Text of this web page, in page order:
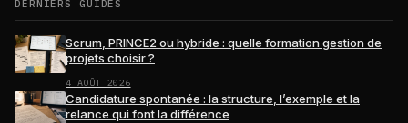
DERNIERS GUIDES
Scrum, PRINCE2 ou hybride : quelle formation gestion de
projets choisir ?
4 AOÛT 2026
Candidature spontanée : la structure, l’exemple et la
relance qui font la différence